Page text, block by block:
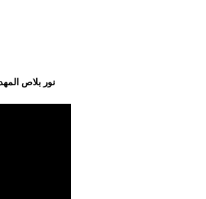
نور بلاص